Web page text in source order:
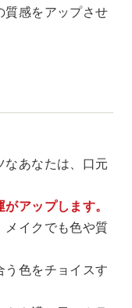
質感をアップさせ
あなたは、口元
アップします。
メイクでも色や質
色をチョイスす